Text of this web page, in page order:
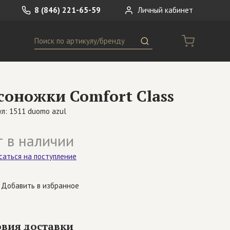
8 (846) 221-65-59 Личный кабинет
Другое
Поиск
Comfort Class
1511 duomo azul
в наличии
на поступление
Добавить в избранное
доставки